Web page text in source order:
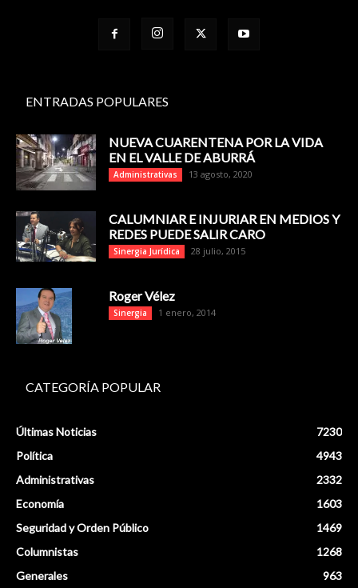
ENTRADAS POPULARES
NUEVA CUARENTENA POR LA VIDA
EN EL VALLE DE ABURRÁ
Administrativas 13 agosto, 2020
CALUMNIAR E INJURIAR EN MEDIOS Y
REDES PUEDE SALIR CARO
Sinergia Jurídica 28 julio, 2015
Roger Vélez
Sinergia 1 enero, 2014
CATEGORÍA POPULAR
Últimas Noticias
7230
Política
4943
Administrativas
2332
Economía
1603
Seguridad y Orden Público
1469
Columnistas
1268
Generales
963